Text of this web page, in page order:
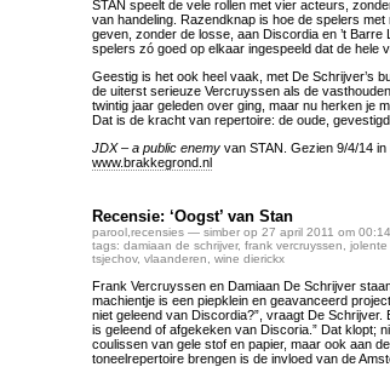
STAN speelt de vele rollen met vier acteurs,
van handeling. Razendknap is hoe de spelers
geven, zonder de losse, aan Discordia en ’t
spelers zó goed op elkaar ingespeeld dat de hele
Geestig is het ook heel vaak, met De Schrijver’s
de uiterst serieuze Vercruyssen als de
twintig jaar geleden over ging, maar nu herken je
Dat is de kracht van repertoire: de oude,
JDX – a public enemy van STAN. Gezien 9/4/14
www.brakkegrond.nl
Recensie: ‘Oogst’ van Stan
parool recensies — simber op 27 april 2011 om
tags: damiaan de schrijver, frank vercruyssen jolente
tsjechov, vlaanderen wine dierickx
Frank Vercruyssen en Damiaan De Schrijver
machientje is een piepklein en geavanceerd
niet geleend van Discordia?”, vraagt De Schrijver.
is geleend of afgekeken van Discoria.” Dat klopt;
coulissen van gele stof en papier, maar ook aan
toneelrepertoire brengen is de invloed van de